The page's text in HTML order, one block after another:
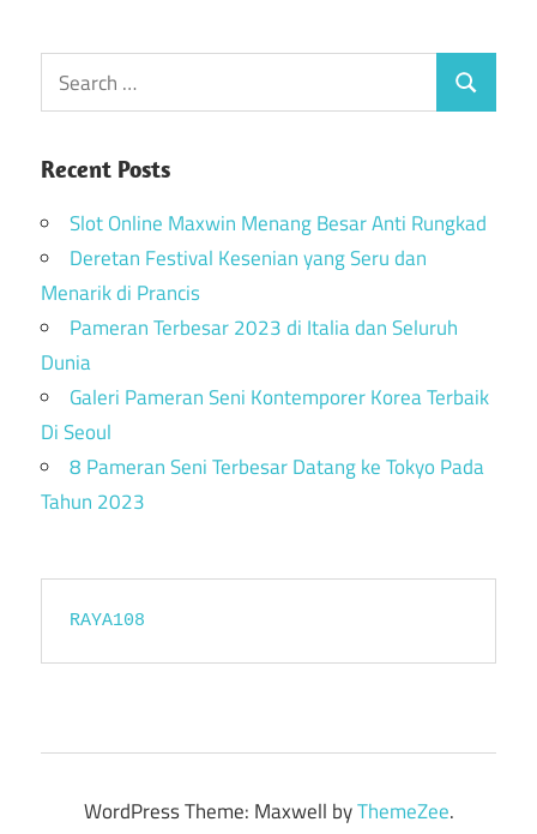
Recent Posts
Slot Online Maxwin Menang Besar Anti Rungkad
Deretan Festival Kesenian yang Seru dan
Menarik di Prancis
Pameran Terbesar 2023 di Italia dan Seluruh
Dunia
Galeri Pameran Seni Kontemporer Korea Terbaik
Di Seoul
8 Pameran Seni Terbesar Datang ke Tokyo Pada
Tahun 2023
RAYA108
WordPress Theme: Maxwell byThemeZee.